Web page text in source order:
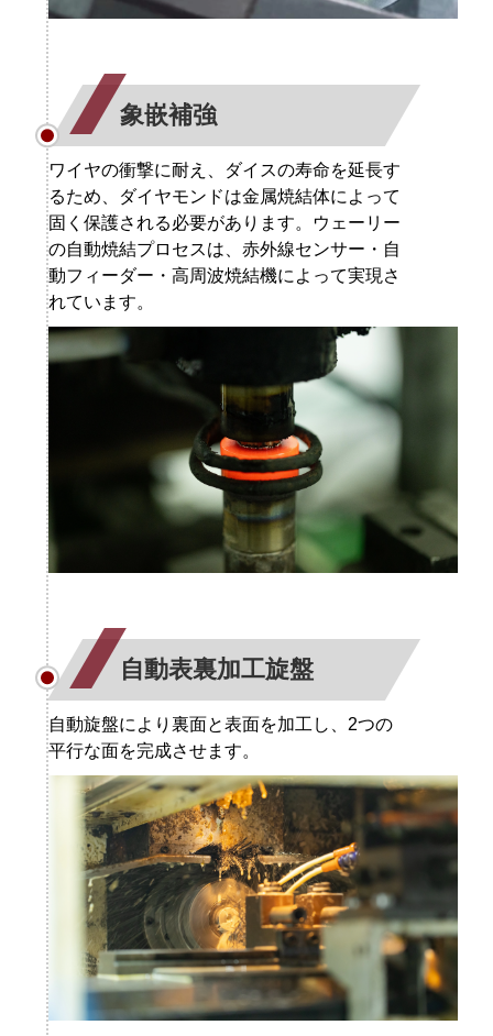
象嵌補強
ワイヤの衝撃に耐え、ダイスの寿命を延長す
るため、ダイヤモンドは金属焼結体によって
固く保護される必要があります。ウェーリー
の自動焼結プロセスは、赤外線センサー・自
動フィーダー・高周波焼結機によって実現さ
れています。
自動表裏加工旋盤
自動旋盤により裏面と表面を加工し、2つの
平行な面を完成させます。